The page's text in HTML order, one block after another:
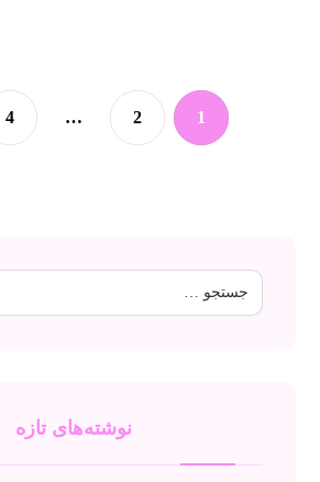
1
2
…
4
نوشته‌های تازه